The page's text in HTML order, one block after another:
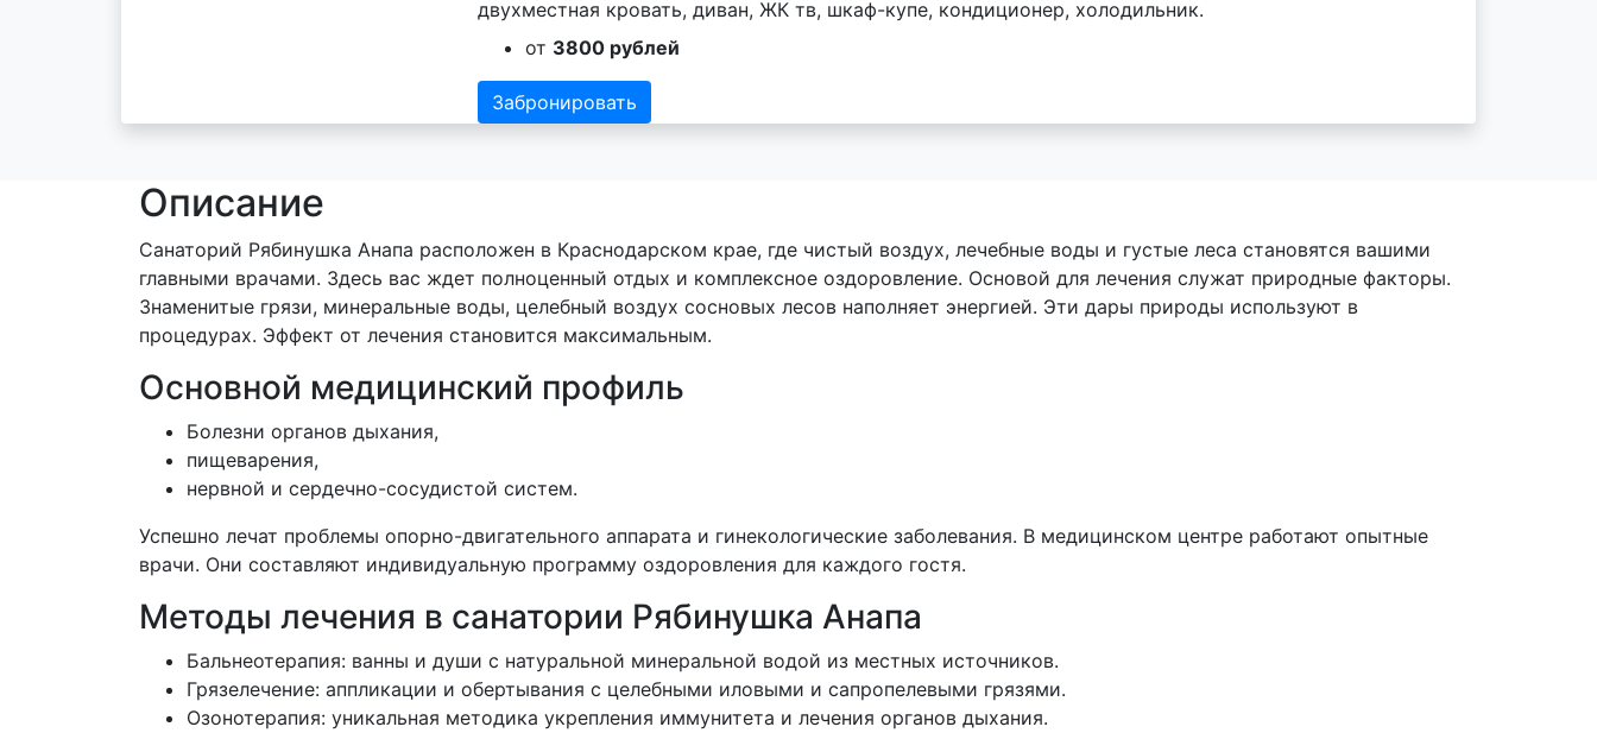
двухместная кровать, диван, ЖК тв, шкаф-купе, кондиционер, холодильник.
от 3800 рублей
Забронировать
Описание
Санаторий Рябинушка Анапа расположен в Краснодарском крае, где чистый воздух, лечебные воды и густые леса становятся вашими
главными врачами. Здесь вас ждет полноценный отдых и комплексное оздоровление. Основой для лечения служат природные факторы.
Знаменитые грязи, минеральные воды, целебный воздух сосновых лесов наполняет энергией. Эти дары природы используют в
процедурах. Эффект от лечения становится максимальным.
Основной медицинский профиль
Болезни органов дыхания,
пищеварения,
нервной и сердечно-сосудистой систем.
Успешно лечат проблемы опорно-двигательного аппарата и гинекологические заболевания. В медицинском центре работают опытные
врачи. Они составляют индивидуальную программу оздоровления для каждого гостя.
Методы лечения в санатории Рябинушка Анапа
Бальнеотерапия: ванны и души с натуральной минеральной водой из местных источников.
Грязелечение: аппликации и обертывания с целебными иловыми и сапропелевыми грязями.
Озонотерапия: уникальная методика укрепления иммунитета и лечения органов дыхания.